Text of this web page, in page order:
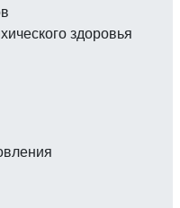
здоровья